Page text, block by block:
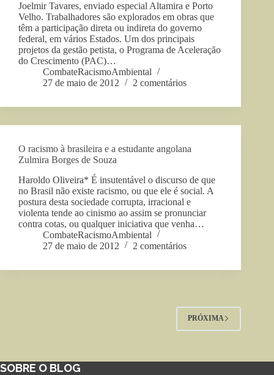
Joelmir Tavares, enviado especial Altamira e Porto
Velho. Trabalhadores são explorados em obras que
têm a participação direta ou indireta do governo
federal, em vários Estados. Um dos principais
projetos da gestão petista, o Programa de Aceleração
do Crescimento (PAC)…
CombateRacismoAmbiental
27 de maio de 2012
2 comentários
O racismo à brasileira e a estudante angolana
Zulmira Borges de Souza
Haroldo Oliveira* É insutentável o discurso de que
no Brasil não existe racismo, ou que ele é social. A
postura desta sociedade corrupta, irracional e
violenta tende ao cinismo ao assim se pronunciar
contra cotas, ou qualquer iniciativa que venha…
CombateRacismoAmbiental
27 de maio de 2012
2 comentários
PRÓXIMA
SOBRE O BLOG